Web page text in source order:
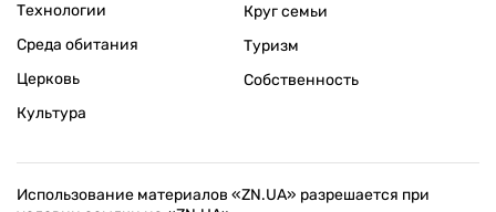
Технологии
Среда обитания
Церковь
Культура
Круг семьи
Туризм
Собственность
Использование материалов «ZN.UA» разрешается при